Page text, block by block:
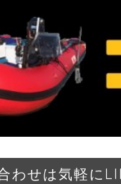
わせは気軽に